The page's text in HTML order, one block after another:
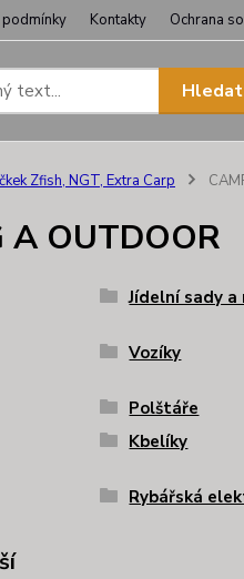
podmínky Kontakty Ochrana
Hledat
Zfish, NGT, Extra Carp
A OUTDOOR
Jídelní sady a
Vozíky
Polštáře
Kbelíky
Rybářská